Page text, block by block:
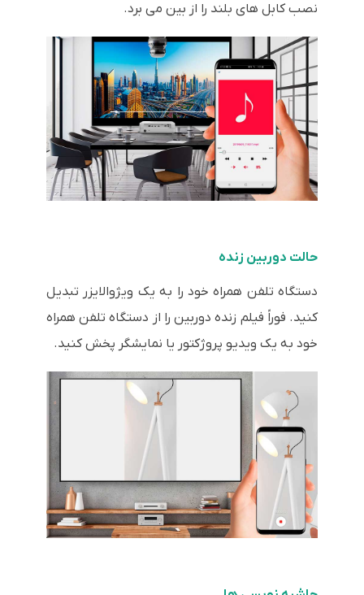
نصب کابل های بلند را از بین می برد.
حالت دوربین زنده
دستگاه تلفن همراه خود را به یک ویژوالایزر تبدیل
کنید. فوراً فیلم زنده دوربین را از دستگاه تلفن همراه
خود به یک ویدیو پروژکتور یا نمایشگر پخش کنید.